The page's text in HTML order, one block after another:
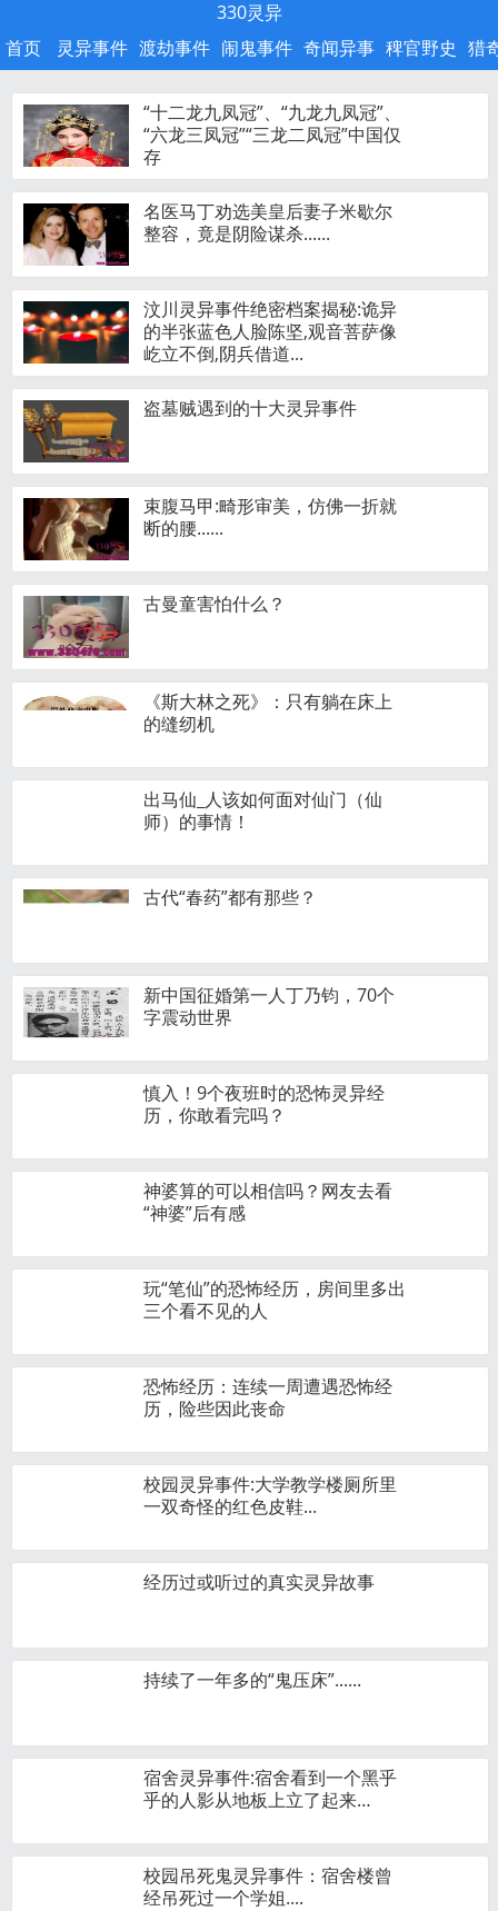
330灵异
首页
灵异事件 渡劫事件 闹鬼事件 奇闻异事 稗官野史 猎
“十二龙九凤冠”、“九龙九凤冠”、
“六龙三凤冠”“三龙二凤冠”中国仅
存
名医马丁劝选美皇后妻子米歇尔
整容，竟是阴险谋杀......
汶川灵异事件绝密档案揭秘:诡异
的半张蓝色人脸陈坚,观音菩萨像
屹立不倒,阴兵借道...
盗墓贼遇到的十大灵异事件
束腹马甲:畸形审美，仿佛一折就
断的腰......
古曼童害怕什么？
《斯大林之死》：只有躺在床上
的缝纫机
出马仙_人该如何面对仙门（仙
师）的事情！
古代“春药”都有那些？
新中国征婚第一人丁乃钧，70个
字震动世界
慎入！9个夜班时的恐怖灵异经
历，你敢看完吗？
神婆算的可以相信吗？网友去看
“神婆”后有感
玩“笔仙”的恐怖经历，房间里多出
三个看不见的人
恐怖经历：连续一周遭遇恐怖经
历，险些因此丧命
校园灵异事件:大学教学楼厕所里
一双奇怪的红色皮鞋...
经历过或听过的真实灵异故事
持续了一年多的“鬼压床”......
宿舍灵异事件:宿舍看到一个黑乎
乎的人影从地板上立了起来…
校园吊死鬼灵异事件：宿舍楼曾
经吊死过一个学姐....